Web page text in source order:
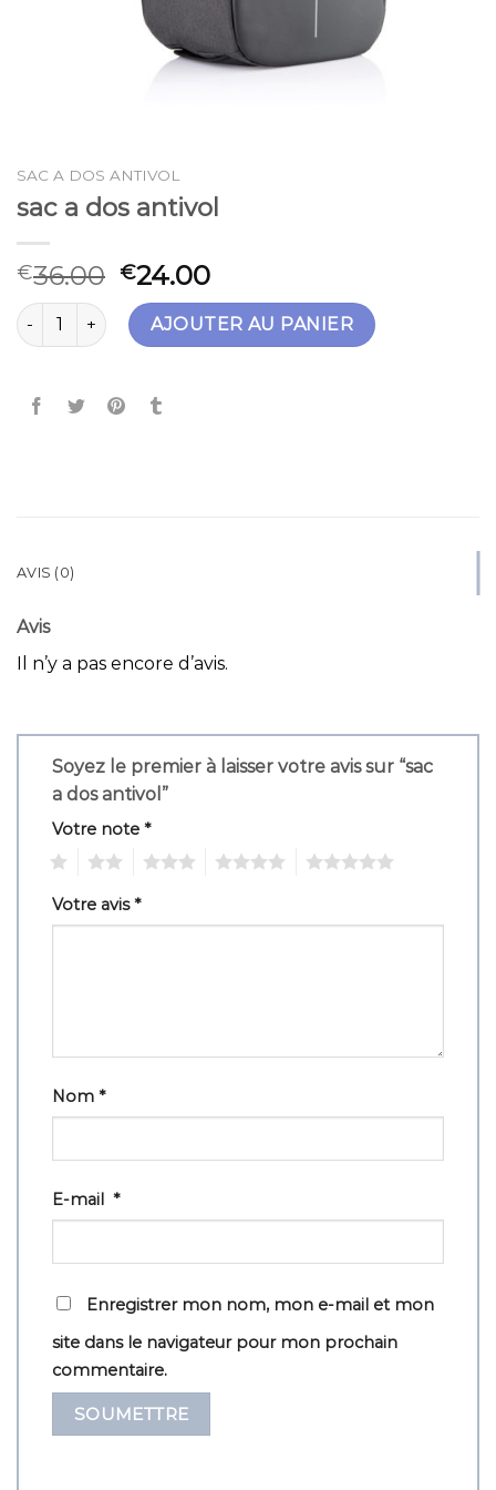
SAC A DOS ANTIVOL
sac a dos antivol
€36.00 €24.00
quantité de sac a dos antivolAJOUTER AU PANIER
AVIS (0)
Avis
Il n’y a pas encore d’avis.
Soyez le premier à laisser votre avis sur “sac
a dos antivol”
Votre note *
Votre avis*
Nom *
E-mail *
Enregistrer mon nom, mon e-mail et mon
site dans le navigateur pour mon prochain
commentaire.